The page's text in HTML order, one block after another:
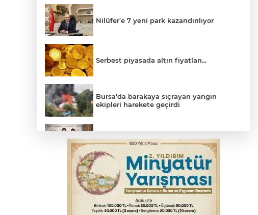
Nilüfer'e 7 yeni park kazandırılıyor
Serbest piyasada altın fiyatları...
Bursa'da barakaya sıçrayan yangın
ekipleri harekete geçirdi
başladı
Yargıtay’dan primle çalışanlara müjde